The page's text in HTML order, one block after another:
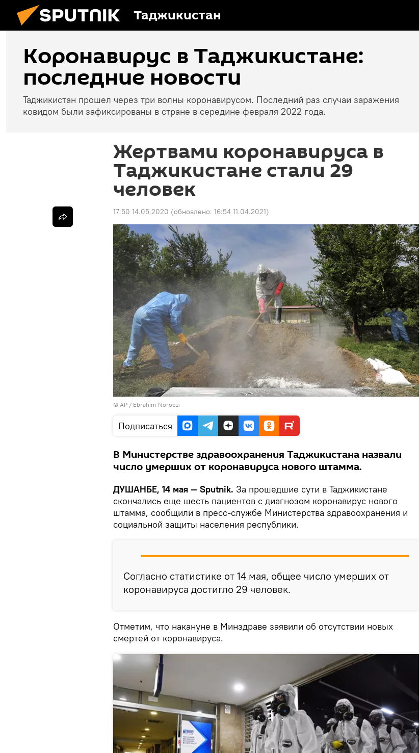
Таджикистан
Коронавирус в Таджикистане:
последние новости
Таджикистан прошел через три волны коронавирусом. Последний раз случаи заражения
ковидом были зафиксированы в стране в середине февраля 2022 года.
Жертвами коронавируса в
Таджикистане стали 29
человек
17:50 14.05.2020 (обновлено: 16:54 11.04.2021)
© AP / Ebrahim Noroozi
Подписаться
В Министерстве здравоохранения Таджикистана назвали
число умерших от коронавируса нового штамма.
ДУШАНБЕ, 14 мая — Sputnik. За прошедшие сути в Таджикистане
скончались еще шесть пациентов с диагнозом коронавирус нового
штамма, сообщили в пресс-службе Министерства здравоохранения и
социальной защиты населения республики.
Согласно статистике от 14 мая, общее число умерших от
коронавируса достигло 29 человек.
Отметим, что накануне в Минздраве заявили об отсутствии новых
смертей от коронавируса.